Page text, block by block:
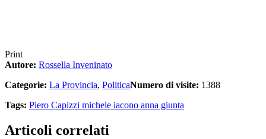
Print
Autore: Rossella Inveninato
Categorie: La Provincia, PoliticaNumero di visite: 1388
Tags: Piero Capizzi michele iacono anna giunta
Articoli correlati